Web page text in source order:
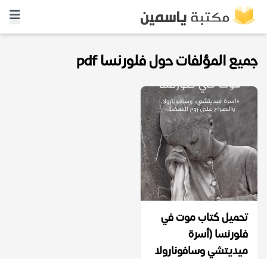
جميع المؤلفات حول فلورنسا pdf
تحميل كتاب موت في
فلورنسا (أسرة
ميديتشي وسافونارولا